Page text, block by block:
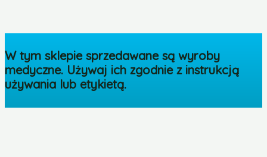
W tym sklepie sprzedawane są wyroby
medyczne. Używaj ich zgodnie z instrukcją
używania lub etykietą.